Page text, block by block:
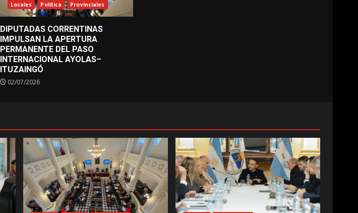
Locales Política Provinciales
DIPUTADAS CORRENTINAS
IMPULSAN LA APERTURA
PERMANENTE DEL PASO
INTERNACIONAL AYOLAS–
ITUZAINGÓ
02/07/2026